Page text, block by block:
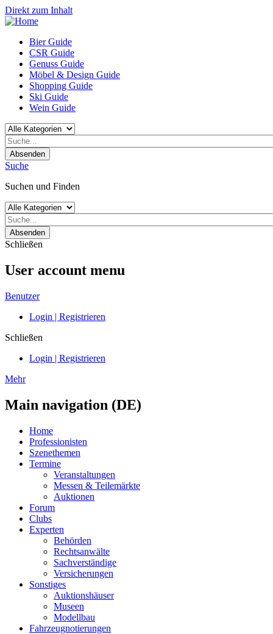
Direkt zum Inhalt
Bier Guide
CSR Guide
Genuss Guide
Möbel & Design Guide
Shopping Guide
Ski Guide
Wein Guide
Absenden
Suche
Suchen und Finden
Absenden
Schließen
User account menu
Benutzer
Login | Registrieren
Schließen
Login | Registrieren
Mehr
Main navigation (DE)
Home
Professionisten
Szenethemen
Termine
Veranstaltungen
Messen & Teilemärkte
Auktionen
Forum
Clubs
Experten
Behörden
Rechtsanwälte
Sachverständige
Versicherungen
Sonstiges
Auktionshäuser
Museen
Modellbau
Fahrzeugnotierungen